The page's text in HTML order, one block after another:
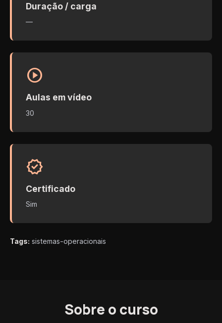
Duração / carga
—
play_circle
Aulas em vídeo
30
verified
Certificado
Sim
Tags: sistemas-operacionais
Sobre o curso